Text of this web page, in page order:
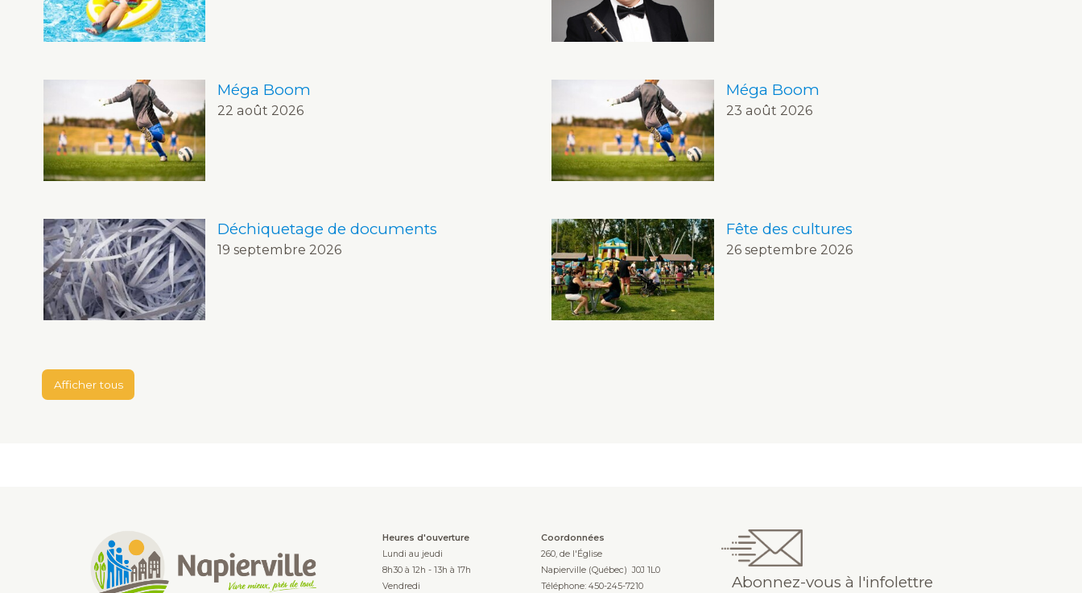
Méga Boom
22 août 2026
Méga Boom
23 août 2026
Déchiquetage de documents
19 septembre 2026
Fête des cultures
26 septembre 2026
Afficher tous
Heures d'ouverture
Lundi au jeudi
8h30 à 12h - 13h à 17h
Vendredi
Coordonnées
260, de l'Église
Napierville (Québec) J0J 1L0
Téléphone: 450-245-7210
Abonnez-vous à l'infolettre